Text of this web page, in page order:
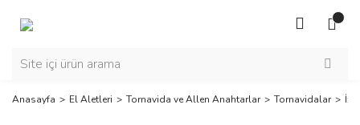
Anasayfa El Aletleri Tornavida ve Allen Anahtarlar Tornavidalar